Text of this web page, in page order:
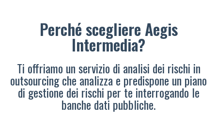
Perché scegliere Aegis
Intermedia?
Ti offriamo un servizio di analisi dei rischi in
outsourcing che analizza e predispone un piano
di gestione dei rischi per te interrogando le
banche dati pubbliche.